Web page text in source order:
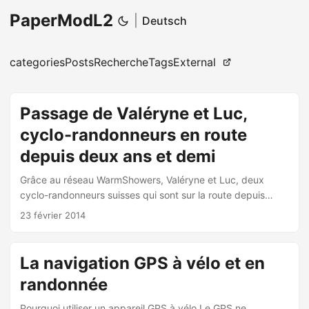
PaperModL2 Deutsch
categoriesPostsRechercheTagsExternal
Passage de Valéryne et Luc,
cyclo-randonneurs en route
depuis deux ans et demi
Grâce au réseau WarmShowers, Valéryne et Luc, deux
cyclo-randonneurs suisses qui sont sur la route depuis
deux ans et demi, ont passé une nuit chez moi. Nous avons
leur voyage, visitez leur blog.
23 février 2014
La navigation GPS à vélo et en
randonnée